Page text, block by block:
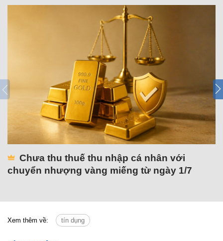
Chưa thu thuế thu nhập cá nhân với
chuyển nhượng vàng miếng từ ngày 1/7
Xem thêm về: tín dụng